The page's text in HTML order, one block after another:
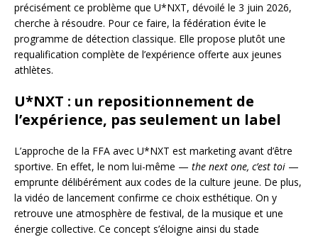
précisément ce problème que U*NXT, dévoilé le 3 juin 2026,
cherche à résoudre. Pour ce faire, la fédération évite le
programme de détection classique. Elle propose plutôt une
requalification complète de l’expérience offerte aux jeunes
athlètes.
U*NXT : un repositionnement de
l’expérience, pas seulement un label
L’approche de la FFA avec U*NXT est marketing avant d’être
sportive. En effet, le nom lui-même — the next one, c’est toi —
emprunte délibérément aux codes de la culture jeune. De plus,
la vidéo de lancement confirme ce choix esthétique. On y
retrouve une atmosphère de festival, de la musique et une
énergie collective. Ce concept s’éloigne ainsi du stade